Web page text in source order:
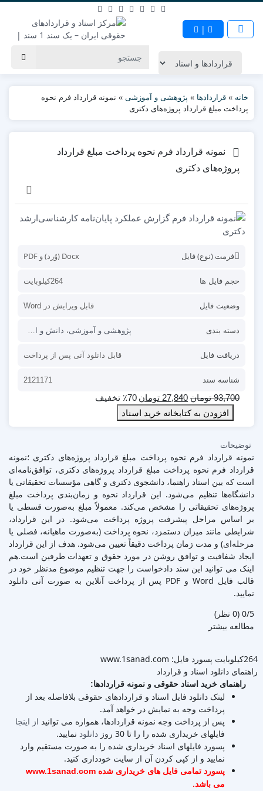
|
خانه » قراردادها » پژوهشی و آموزشی » نمونه قرارداد فرم نحوه
پرداخت مبلغ قرارداد پروژه‌های دکتری
نمونه قرارداد فرم نحوه پرداخت مبلغ قرارداد
پروژه‌های دکتری
فرمت (نوع) فایل Docx (وُرد) و PDF
حجم فایل ها 264کیلوبایت
وضعیت فایل قابل ویرایش در Word
دسته بندی پژوهشی و آموزشی، دانش و اطلاعات
دریافت فایل قابل دانلود آنی پس از پرداخت
شناسه سند 2121171
93,700 تومان 27,840 تومان ٪70 تخفیف
افزودن به کتابخانه خرید اسناد
توضیحات
نمونه قرارداد فرم نحوه پرداخت مبلغ قرارداد پروژه‌های دکتری ؛نمونه
قرارداد فرم نحوه پرداخت مبلغ قرارداد پروژه‌های دکتری، توافق‌نامه‌ای
است که بین استاد راهنما، دانشجوی دکتری و گاهی مؤسسات تحقیقاتی یا
دانشگاه‌ها تنظیم می‌شود. این قرارداد نحوه و زمان‌بندی پرداخت مبلغ
پروژه‌های تحقیقاتی را مشخص می‌کند. معمولاً مبلغ به‌صورت قسطی یا
بر اساس مراحل پیشرفت پروژه پرداخت می‌شود. در این قرارداد،
شرایطی مانند میزان دستمزد، نحوه پرداخت (به‌صورت ماهیانه، فصلی یا
مرحله‌ای) و مدت زمان پرداخت دقیقاً تعیین می‌شود. هدف از این قرارداد
ایجاد شفافیت و توافق روشن در مورد حقوق و تعهدات طرفین است.هم
اینک می توانید این سند دادخواست را جهت تنظیم موضوع مدنظر خود در
قالب فایل Word و PDF پس از پرداخت آنلاین به صورت آنی دانلود
نمایید.
‫0/5 ‫(0 نظر)
مطالعه بیشتر
264کیلوبایت
پسورد فایل: www.1sanad.com
راهنمای دانلود اسناد و قرارداد
راهنمای خرید اسناد حقوقی و نمونه قراردادها:
لینک دانلود فایل اسناد و قراردادهای حقوقی بلافاصله بعد از
پرداخت وجه به نمایش در خواهد آمد.
پس از پرداخت وجه نمونه قراردادها، همواره می توانید از اینجا
فایلهای خریداری شده را را تا 30 روز
دانلود نمایید.
پسورد فایلهای اسناد خریداری شده را به صورت مستقیم وارد
نمایید و از کپی کردن آن از سایت خودداری کنید.
پسورد تمامی فایل های خریداری شده www.1sanad.com
می باشد.